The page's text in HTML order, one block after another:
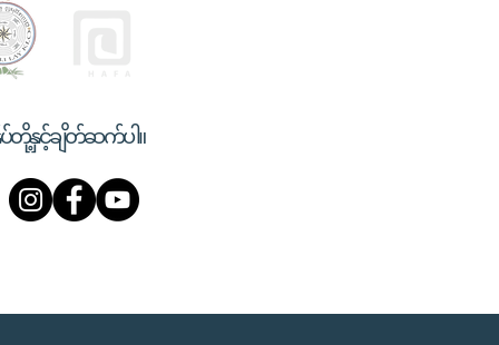
တို့နှင့်ချိတ်ဆက်ပါ။